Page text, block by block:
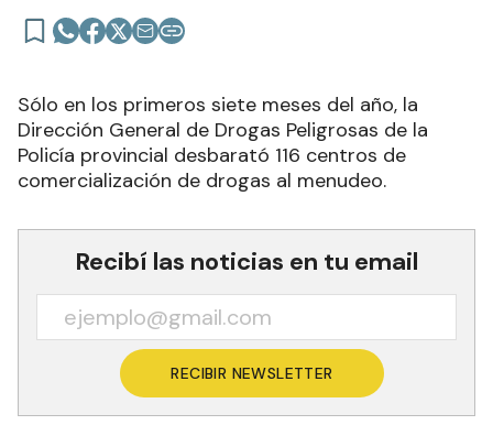
Sólo en los primeros siete meses del año, la
Dirección General de Drogas Peligrosas de la
Policía provincial desbarató 116 centros de
comercialización de drogas al menudeo.
Recibí las noticias en tu email
RECIBIR NEWSLETTER